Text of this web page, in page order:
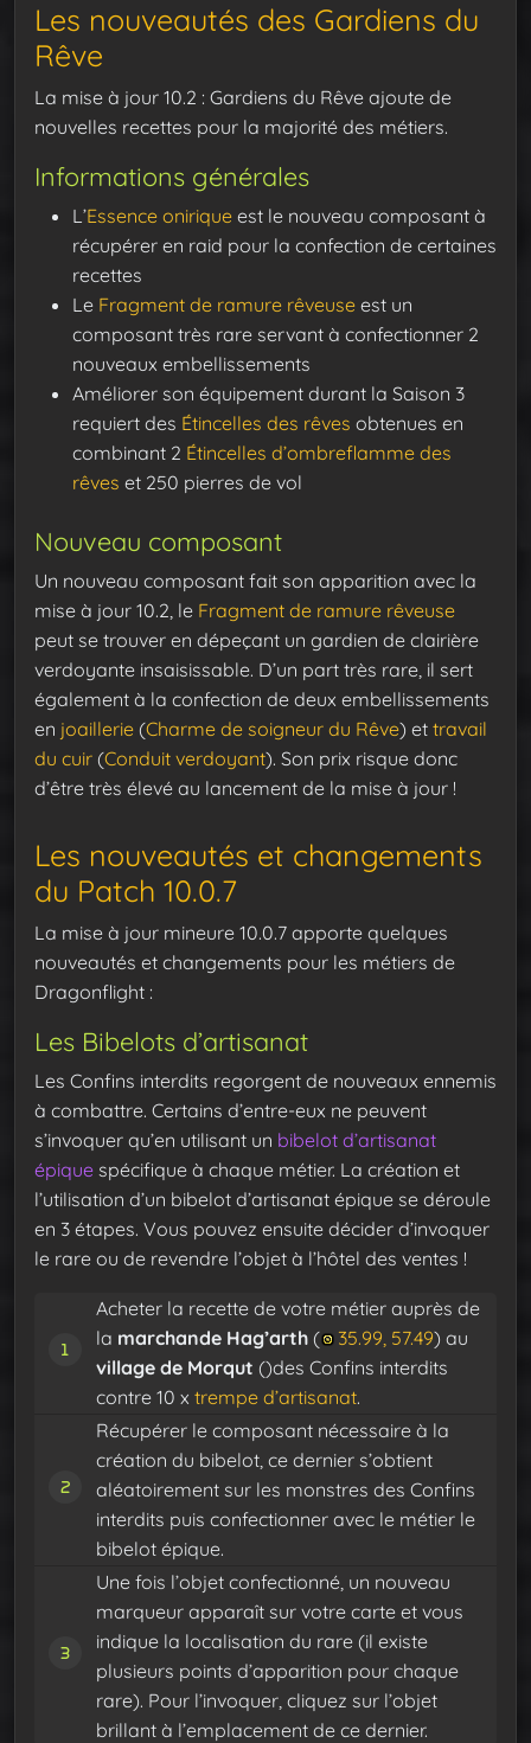
Les nouveautés des Gardiens du
Rêve
La mise à jour 10.2 : Gardiens du Rêve ajoute de
nouvelles recettes pour la majorité des métiers.
Informations générales
L’Essence onirique est le nouveau composant à
récupérer en raid pour la confection de certaines
recettes
Le Fragment de ramure rêveuse est un
composant très rare servant à confectionner 2
nouveaux embellissements
Améliorer son équipement durant la Saison 3
requiert des Étincelles des rêves obtenues en
combinant 2 Étincelles d’ombreflamme des
rêves et 250 pierres de vol
Nouveau composant
Un nouveau composant fait son apparition avec la
mise à jour 10.2, le Fragment de ramure rêveuse
peut se trouver en dépeçant un gardien de clairière
verdoyante insaisissable. D’un part très rare, il sert
également à la confection de deux embellissements
en joaillerie (Charme de soigneur du Rêve) et travail
du cuir (Conduit verdoyant). Son prix risque donc
d’être très élevé au lancement de la mise à jour !
Les nouveautés et changements
du Patch 10.0.7
La mise à jour mineure 10.0.7 apporte quelques
nouveautés et changements pour les métiers de
Dragonflight :
Les Bibelots d’artisanat
Les Confins interdits regorgent de nouveaux ennemis
à combattre. Certains d’entre-eux ne peuvent
s’invoquer qu’en utilisant un bibelot d’artisanat
épique spécifique à chaque métier. La création et
l’utilisation d’un bibelot d’artisanat épique se déroule
en 3 étapes. Vous pouvez ensuite décider d’invoquer
le rare ou de revendre l’objet à l’hôtel des ventes !
Acheter la recette de votre métier auprès de
la marchande Hag’arth ( 35.99, 57.49) au
village de Morqut ()des Confins interdits
contre 10 x trempe d’artisanat.
Récupérer le composant nécessaire à la
création du bibelot, ce dernier s’obtient
aléatoirement sur les monstres des Confins
interdits puis confectionner avec le métier le
bibelot épique.
Une fois l’objet confectionné, un nouveau
marqueur apparaît sur votre carte et vous
indique la localisation du rare (il existe
plusieurs points d’apparition pour chaque
rare). Pour l’invoquer, cliquez sur l’objet
brillant à l’emplacement de ce dernier.